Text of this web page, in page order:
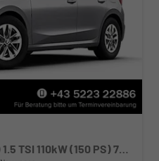
Monte Carlo (Monte Carlo) 1.5 TSI 110kW (150 PS) 7-Gang DSG